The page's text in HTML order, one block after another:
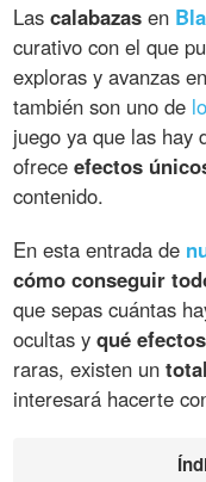
Lascalabazas en
curativo con el que
exploras y avanzas
también son uno de
juego ya que las hay
ofreceefectos
contenido.
En esta entrada de
cómo conseguir
que sepas cuántas
ocultas yqué efectos
raras, existen un
interesará hacerte